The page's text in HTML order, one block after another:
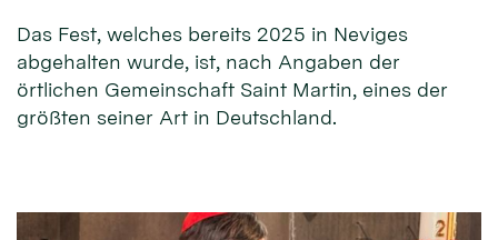
Das Fest, welches bereits 2025 in Neviges
abgehalten wurde, ist, nach Angaben der
örtlichen Gemeinschaft Saint Martin, eines der
größten seiner Art in Deutschland.